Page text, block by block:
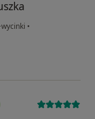
•